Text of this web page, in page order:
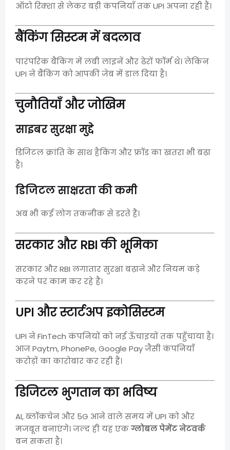
ऑटो रिक्शा से लेकर बड़ी कंपनियाँ तक UPI अपना रही हैं।
बैंकिंग सिस्टम में बदलाव
पारंपरिक बैंकिंग में लंबी लाइनें और ढेरों फॉर्म थे। लेकिन
UPI ने बैंकिंग को आपकी जेब में डाल दिया है।
चुनौतियाँ और जोखिम
साइबर सुरक्षा मुद्दे
डिजिटल क्रांति के साथ हैकिंग और फ्रॉड का खतरा भी बढ़ा
है।
डिजिटल साक्षरता की कमी
अब भी कई लोग तकनीक से डरते हैं।
सरकार और RBI की भूमिका
सरकार और RBI लगातार सुरक्षा बढ़ाने और नियम कड़े
करने पर काम कर रहे हैं।
UPI और स्टार्टअप इकोसिस्टम
UPI ने FinTech कंपनियों को नई ऊँचाइयों तक पहुँचाया है।
आज Paytm, PhonePe, Google Pay जैसी कंपनियाँ
करोड़ों का कारोबार कर रही हैं।
डिजिटल भुगतान का भविष्य
AI, ब्लॉकचेन और 5G आने वाले समय में UPI को और
मजबूत बनाएंगे। जल्द ही यह एकग्लोबल पेमेंट नेटवर्क
बन सकता है।